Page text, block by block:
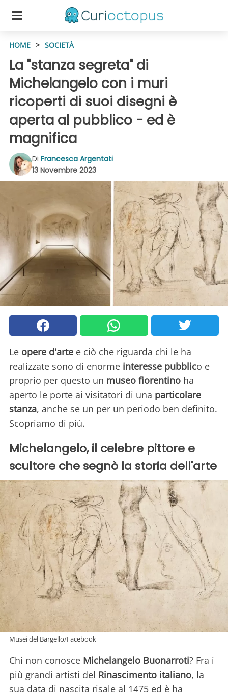
HOME > SOCIETÀ
La "stanza segreta" di
Michelangelo con i muri
ricoperti di suoi disegni è
aperta al pubblico - ed è
magnifica
Di Francesca Argentati
13 Novembre 2023
Le opere d'arte e ciò che riguarda chi le ha
realizzate sono di enorme interesse pubblico e
proprio per questo un museo fiorentino ha
aperto le porte ai visitatori di una particolare
stanza, anche se un per un periodo ben definito.
Scopriamo di più.
Michelangelo, il celebre pittore e
scultore che segnò la storia dell'arte
Musei del Bargello/Facebook
Chi non conosce Michelangelo Buonarroti? Fra i
più grandi artisti del Rinascimento italiano, la
sua data di nascita risale al 1475 ed è ha